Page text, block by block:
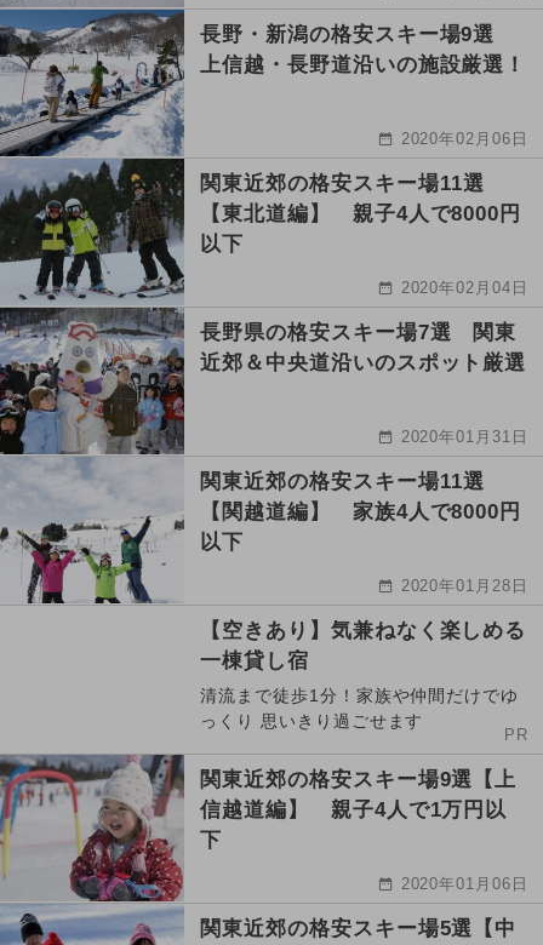
長野・新潟の格安スキー場9選
上信越・長野道沿いの施設厳選！
2020年02月06日
関東近郊の格安スキー場11選
【東北道編】 親子4人で8000円
以下
2020年02月04日
長野県の格安スキー場7選 関東
近郊＆中央道沿いのスポット厳選
2020年01月31日
関東近郊の格安スキー場11選
【関越道編】 家族4人で8000円
以下
2020年01月28日
【空きあり】気兼ねなく楽しめる
一棟貸し宿
清流まで徒歩1分！家族や仲間だけでゆ
っくり 思いきり過ごせます
PR
関東近郊の格安スキー場9選【上
信越道編】 親子4人で1万円以
下
2020年01月06日
関東近郊の格安スキー場5選【中